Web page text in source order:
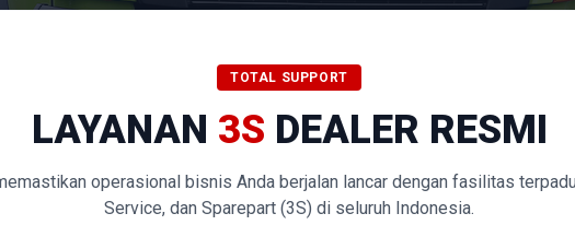
TOTAL SUPPORT
LAYANAN 3S DEALER RESMI
operasional bisnis Anda berjalan lancar dengan fasilitas
Service, dan Sparepart (3S) di seluruh Indonesia.